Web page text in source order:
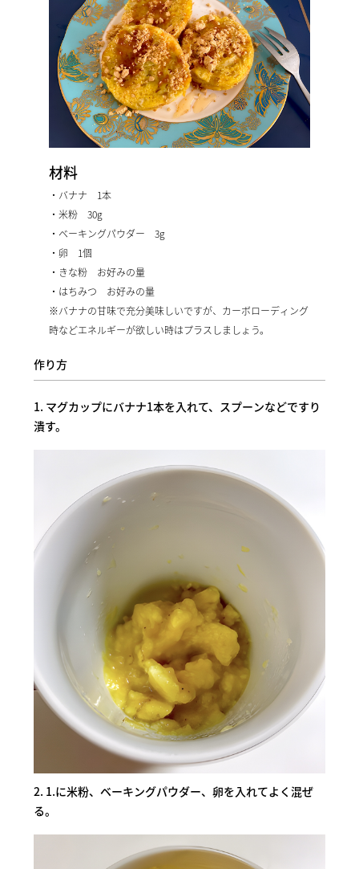
材料
・バナナ 1本
・米粉 30g
・ベーキングパウダー 3g
・卵 1個
・きな粉 お好みの量
・はちみつ お好みの量
※バナナの甘味で充分美味しいですが、カーボローディング
時などエネルギーが欲しい時はプラスしましょう。
作り方
1. マグカップにバナナ1本を入れて、スプーンなどですり
潰す。
2. 1.に米粉、ベーキングパウダー、卵を入れてよく混ぜ
る。